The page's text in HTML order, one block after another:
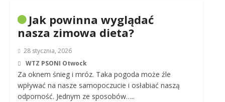
Jak powinna wyglądać
nasza zimowa dieta?
28 stycznia, 2026
WTZ PSONI Otwock
Za oknem śnieg i mróz. Taka pogoda może źle
wpływać na nasze samopoczucie i osłabiać naszą
odporność. Jednym ze sposobów…..